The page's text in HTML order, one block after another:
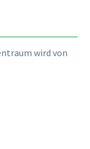
wird von